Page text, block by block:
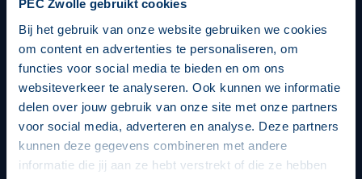
PEC Zwolle gebruikt cookies
Bij het gebruik van onze website gebruiken we cookies
om content en advertenties te personaliseren, om
functies voor social media te bieden en om ons
websiteverkeer te analyseren. Ook kunnen we informatie
delen over jouw gebruik van onze site met onze partners
voor social media, adverteren en analyse. Deze partners
kunnen deze gegevens combineren met andere
informatie die jij aan ze hebt verstrekt of die ze hebben